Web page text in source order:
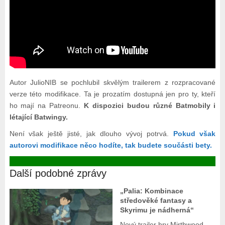
Autor JulioNIB se pochlubil skvělým trailerem z rozpracované
verze této modifikace. Ta je prozatím dostupná jen pro ty, kteří
ho mají na Patreonu. K dispozici budou různé Batmobily i
létající Batwingy.
Není však ještě jisté, jak dlouho vývoj potrvá. Pokud však
autorovi modifikace něco hodíte, tak budete součásti bety.
Další podobné zprávy
„Palia: Kombinace
středověké fantasy a
Skyrimu je nádherná“